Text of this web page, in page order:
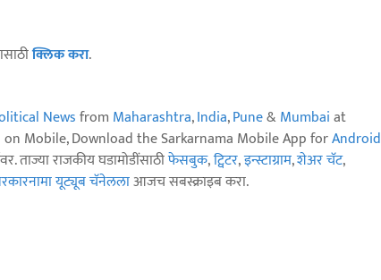
क्लिक करा.
Newsfrom Maharashtra,India,Pune& Mumbaiat
Mobile, Download the Sarkarnama Mobile App forAndroid
ताज्या राजकीय घडामोडींसाठीफेसबुक,ट्विटर,इन्स्टाग्राम,शेअर चॅट,
यूट्यूब चॅनेललाआजच सबस्क्राइब करा.